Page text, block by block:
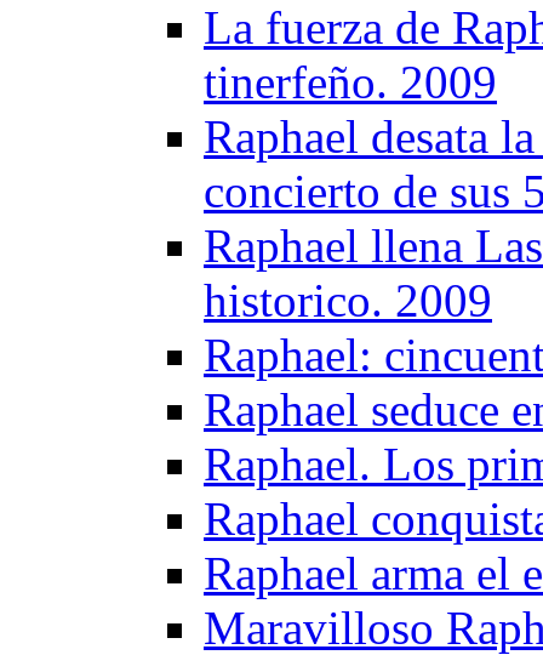
La fuerza de
tinerfeño. 2009
Raphael desata
concierto de sus
Raphael llena
historico. 2009
Raphael:
Raphael seduce
Raphael. Los
Raphael
Raphael arma el
Maravilloso